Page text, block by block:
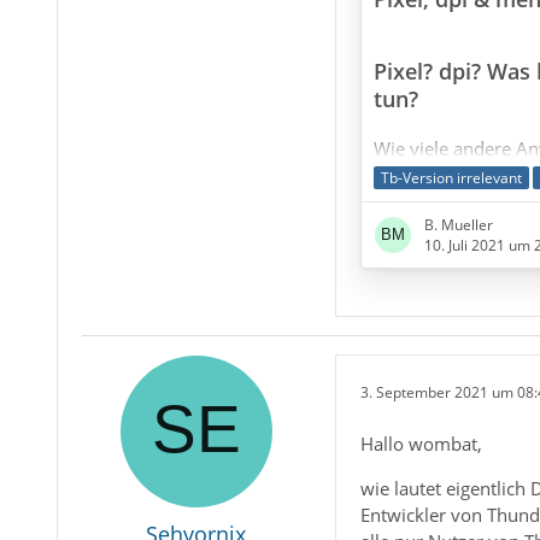
Mails können in
Pixel? dpi?
tun?
Wie viele andere
u. a. die Aufgabe,
darzustellen.
Screenshots an
kleine Schrift, wird
eine optimale
näher mit den
Tb-Version irrelevant
B. Mueller
10. Juli 2021 um
Sehvornix
3. September 2021 um
Hallo wombat,
wie lautet eigentlich
Entwickler von